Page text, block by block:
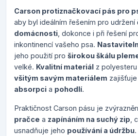
Carson protiznačkovací pás pro
aby byl ideálním řešením pro udržení
domácnosti , dokonce i při řešení
inkontinencí vašeho psa.
jeho použití pro širokou škálu
velké. Kvalitní materiál z
všitým savým materiálem zajišťuje
absorpci a pohodlí.
Praktičnost Carson pásu je
pračce a zapínáním na suchý zip ,
usnadňuje jeho používání a údržbu